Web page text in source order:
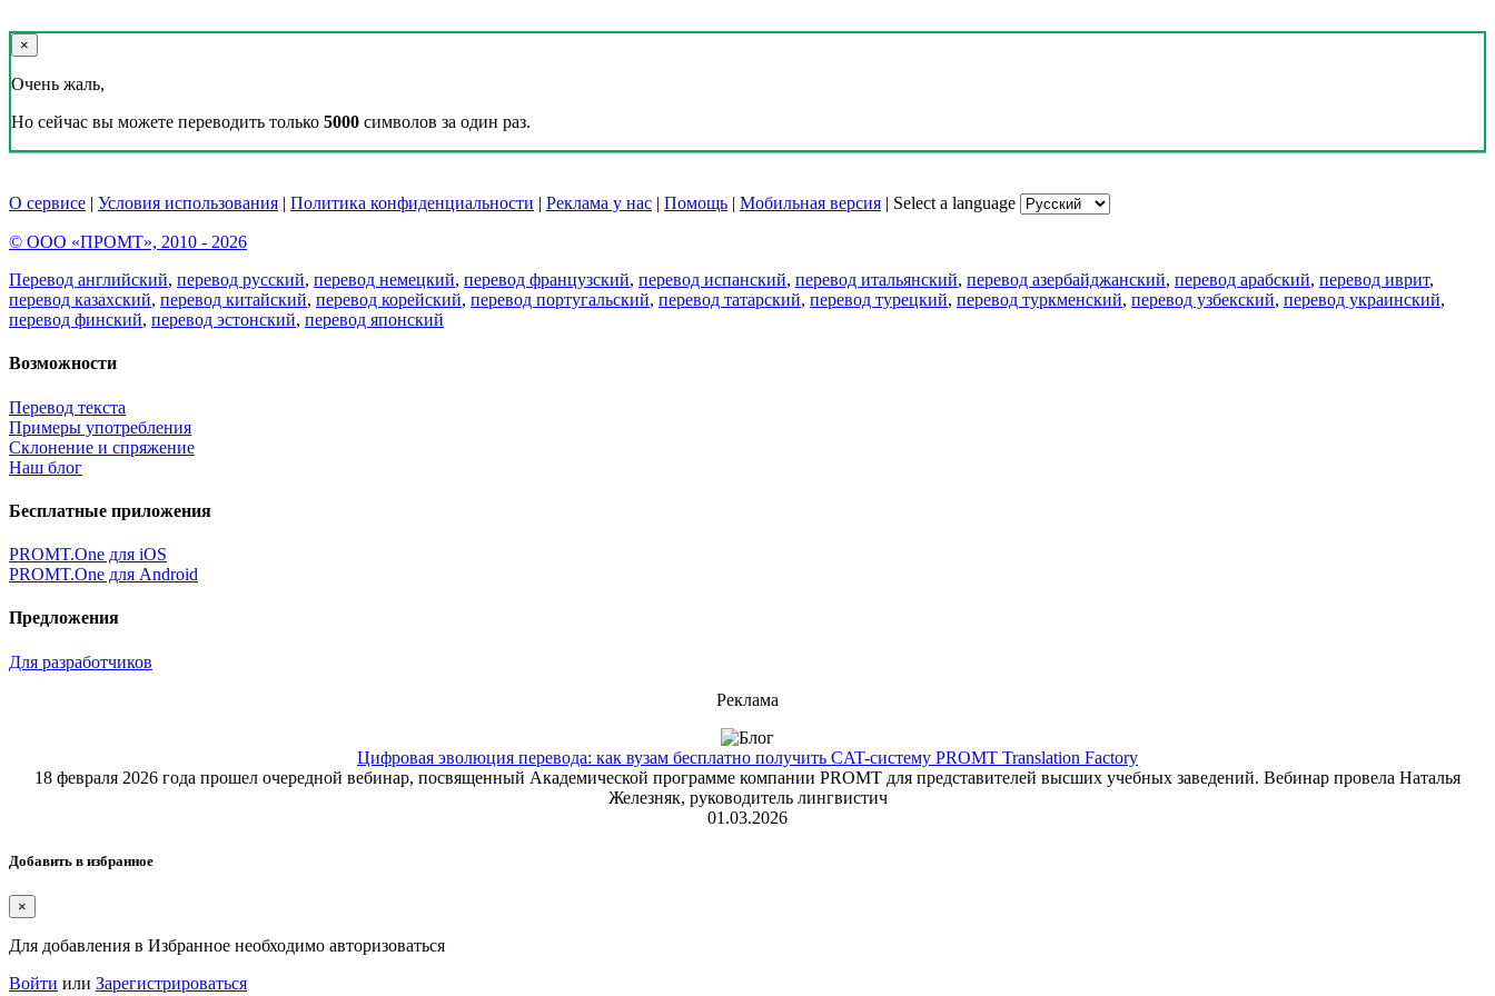
×
Очень жаль,
Но сейчас вы можете переводить только 5000 символов за один раз.
О сервисе | Условия использования | Политика конфиденциальности | Реклама у нас | Помощь | Мобильная версия | Select a language
© ООО «ПРОМТ», 2010 - 2026
Перевод английский, перевод русский, перевод немецкий, перевод французский, перевод испанский, перевод итальянский, перевод азербайджанский, перевод арабский, перевод иврит,
перевод казахский, перевод китайский, перевод корейский, перевод португальский, перевод татарский, перевод турецкий, перевод туркменский, перевод узбекский, перевод украинский,
перевод финский, перевод эстонский, перевод японский
Возможности
Перевод текста
Примеры употребления
Склонение и спряжение
Наш блог
Бесплатные приложения
PROMT.One для iOS
PROMT.One для Android
Предложения
Для разработчиков
Реклама
Цифровая эволюция перевода: как вузам бесплатно получить CAT-систему PROMT Translation Factory
18 февраля 2026 года прошел очередной вебинар, посвященный Академической программе компании PROMT для представителей высших учебных заведений. Вебинар провела Наталья
Железняк, руководитель лингвистич
01.03.2026
Добавить в избранное
×
Для добавления в Избранное необходимо авторизоваться
Войти или Зарегистрироваться